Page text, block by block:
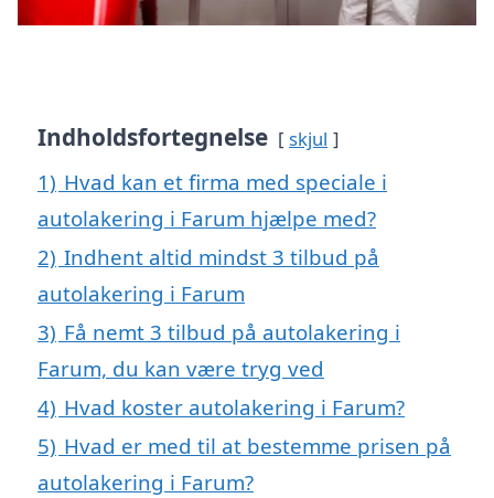
Indholdsfortegnelse skjul
1) Hvad kan et firma med speciale i
autolakering i Farum hjælpe med?
2) Indhent altid mindst 3 tilbud på
autolakering i Farum
3) Få nemt 3 tilbud på autolakering i
Farum, du kan være tryg ved
4) Hvad koster autolakering i Farum?
5) Hvad er med til at bestemme prisen på
autolakering i Farum?